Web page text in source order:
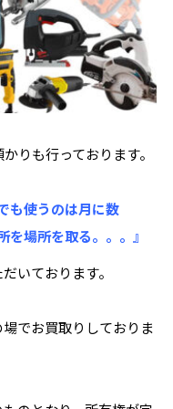
りも行っております。
も使うのは月に数
場所を取る。。。』
いております。
でお買取りしておりま